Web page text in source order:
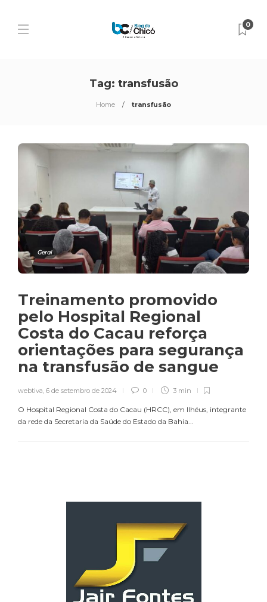
0
Tag: transfusão
Home transfusão
Geral
Treinamento promovido
pelo Hospital Regional
Costa do Cacau reforça
orientações para segurança
na transfusão de sangue
webtiva, 6 de setembro de 2024 0 3 min
O Hospital Regional Costa do Cacau (HRCC), em Ilhéus, integrante
da rede da Secretaria da Saúde do Estado da Bahia...